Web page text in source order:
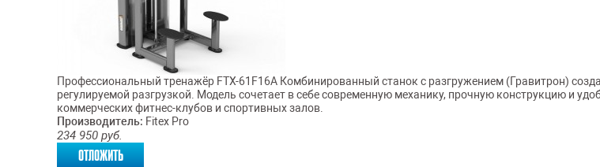
Профессиональный тренажёр FTX-61F16A Комбинированный станок с разгружением (Гравитрон)
регулируемой разгрузкой. Модель сочетает в себе современную механику, прочную конструкцию и
коммерческих фитнес-клубов и спортивных залов.
Производитель: Fitex Pro
234 950 руб.
отложить